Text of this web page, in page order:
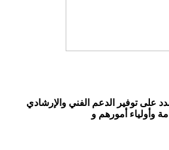
على توفير الدعم الفني والإرشادي
وأولياء أمورهم و